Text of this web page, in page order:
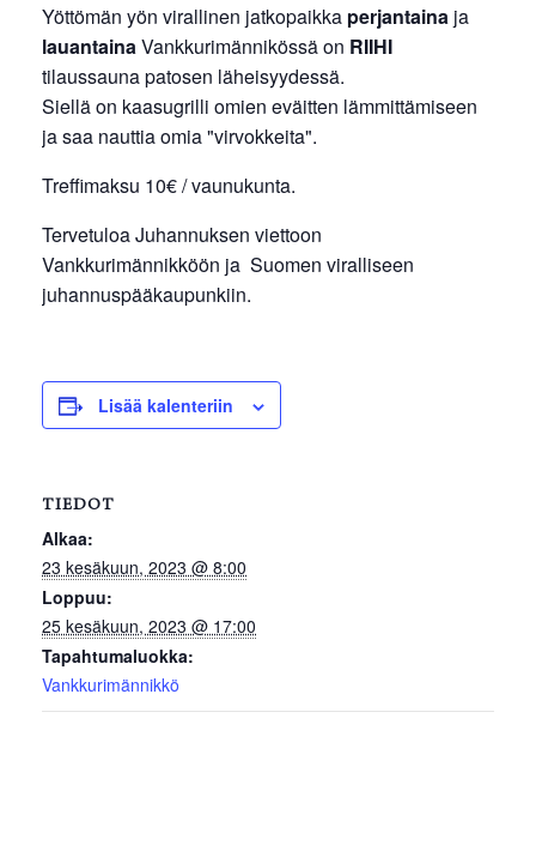
Yöttömän yön virallinen jatkopaikka perjantaina ja
lauantainaVankkurimännikössä on RIIHI
tilaussauna patosen läheisyydessä.
Siellä on kaasugrilli omien eväitten lämmittämiseen
ja saa nauttia omia "virvokkeita".
Treffimaksu 10€ / vaunukunta.
Tervetuloa Juhannuksen viettoon
Vankkurimännikköön ja Suomen viralliseen
juhannuspääkaupunkiin.
Lisää kalenteriin
TIEDOT
Alkaa:
23 kesäkuun, 2023 @ 8:00
Loppuu:
25 kesäkuun, 2023 @ 17:00
Tapahtumaluokka:
Vankkurimännikkö